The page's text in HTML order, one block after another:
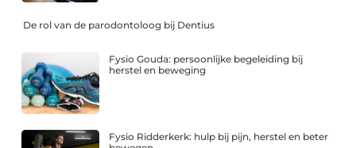
De rol van de parodontoloog bij Dentius
Fysio Gouda: persoonlijke begeleiding bij
herstel en beweging
Fysio Ridderkerk: hulp bij pijn, herstel en beter